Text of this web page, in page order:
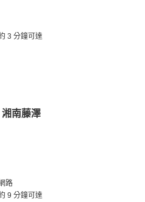
3 分鐘可達
南藤澤
路
9 分鐘可達